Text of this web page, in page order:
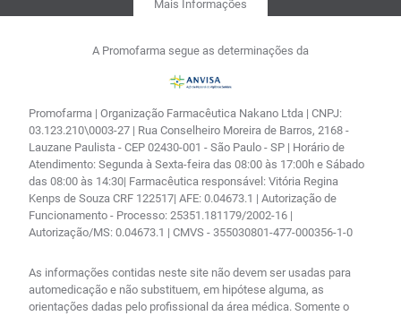
Mais Informações
A Promofarma segue as determinações da
Promofarma | Organização Farmacêutica Nakano Ltda | CNPJ:
03.123.210\0003-27 | Rua Conselheiro Moreira de Barros, 2168 -
Lauzane Paulista - CEP 02430-001 - São Paulo - SP | Horário de
Atendimento: Segunda à Sexta-feira das 08:00 às 17:00h e Sábado
das 08:00 às 14:30| Farmacêutica responsável: Vitória Regina
Kenps de Souza CRF 122517| AFE: 0.04673.1 | Autorização de
Funcionamento - Processo: 25351.181179/2002-16 |
Autorização/MS: 0.04673.1 | CMVS - 355030801-477-000356-1-0
As informações contidas neste site não devem ser usadas para
automedicação e não substituem, em hipótese alguma, as
orientações dadas pelo profissional da área médica. Somente o